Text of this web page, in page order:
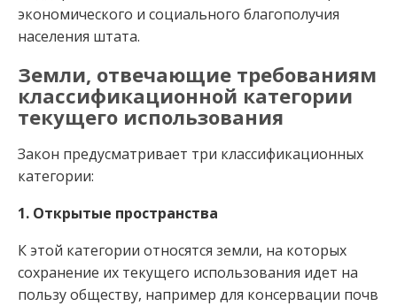
экономического и социального благополучия
населения штата.
Земли, отвечающие требованиям
классификационной категории
текущего использования
Закон предусматривает три классификационных
категории:
1. Открытые пространства
К этой категории относятся земли, на которых
сохранение их текущего использования идет на
пользу обществу, например для консервации почв